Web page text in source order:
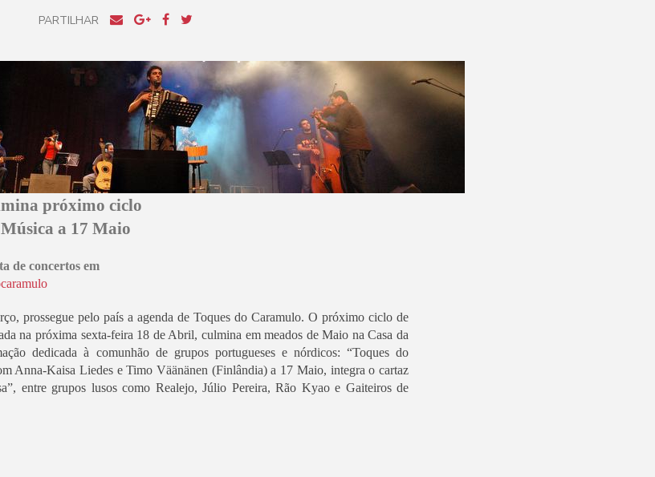
PARTILHAR
próximo ciclo
a 17 Maio
de concertos em
prossegue pelo país a agenda de Toques do Caramulo. O próximo ciclo de
na próxima sexta-feira 18 de Abril, culmina em meados de Maio na Casa da
dedicada à comunhão de grupos portugueses e nórdicos: “Toques do
Anna-Kaisa Liedes e Timo Väänänen (Finlândia) a 17 Maio, integra o cartaz
entre grupos lusos como Realejo, Júlio Pereira, Rão Kyao e Gaiteiros de